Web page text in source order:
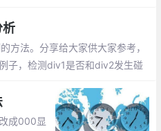
析
方法。分享给大家供大家参考，
子，检测div1是否和div2发生碰
成000显